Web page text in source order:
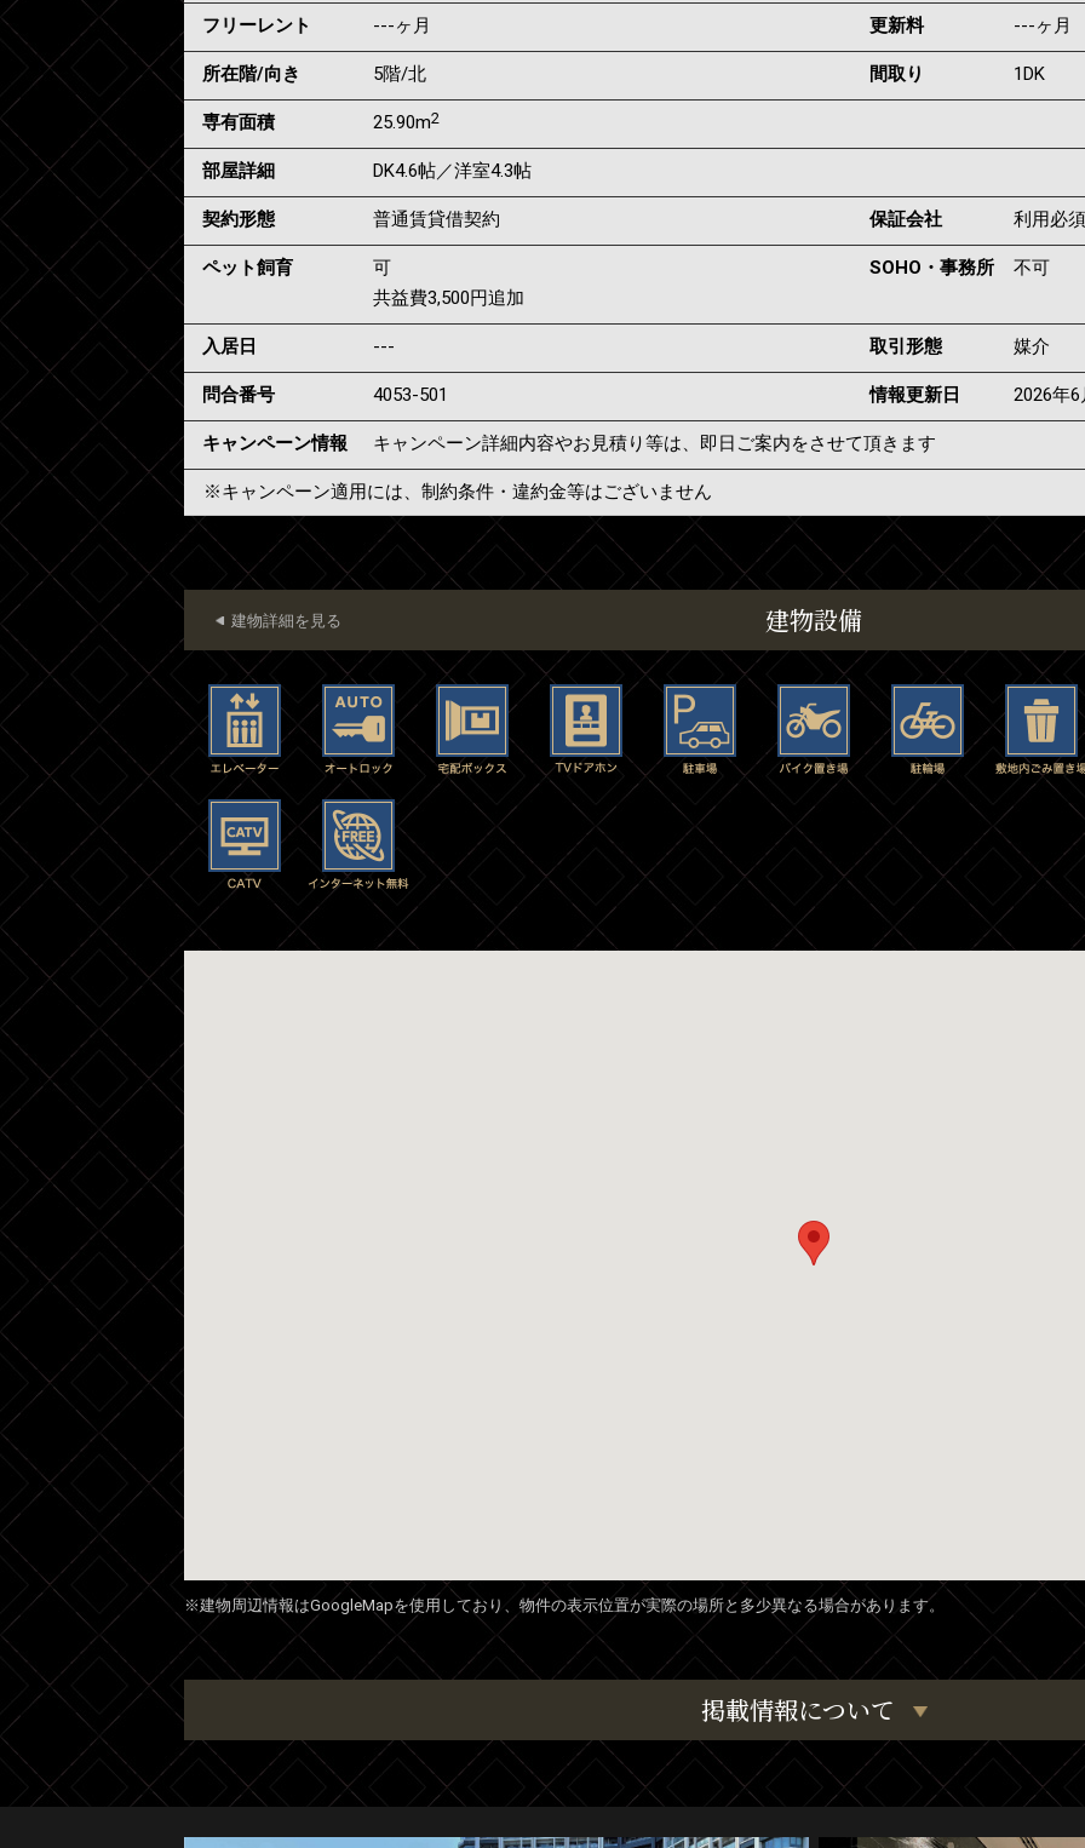
フリーレント ---ヶ月 更新料 ---ヶ月
所在階/向き 5階/北 間取り 1DK
専有面積 25.90m2
部屋詳細 DK4.6帖／洋室4.3帖
契約形態 普通賃貸借契約 保証会社 利用必須
ペット飼育
可
共益費3,500円追加
SOHO・事務所 不可
入居日 --- 取引形態 媒介
問合番号 4053-501 情報更新日 2026年
キャンペーン情報 キャンペーン詳細内容やお見積り等は、即日ご案内をさせて頂きます
※キャンペーン適用には、制約条件・違約金等はございません
建物設備
建物詳細を見る
※建物周辺情報はGoogleMapを使用しており、物件の表示位置が実際の場所と多少異なる場合があります。
掲載情報について